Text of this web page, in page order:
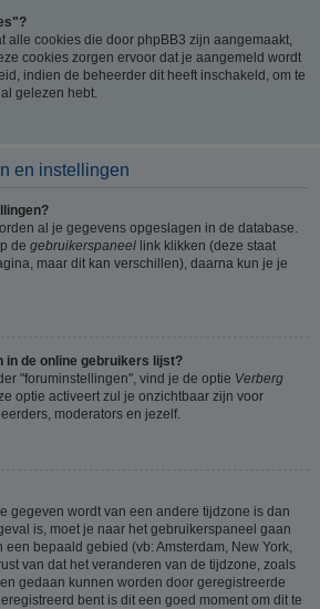
alle cookies die door phpBB3 zijn aangemaakt,
cookies zorgen ervoor dat je aangemeld wordt
indien de beheerder dit heeft inschakeld, om te
gelezen hebt.
en instellingen
al je gegevens opgeslagen in de database.
de gebruikerspaneel link klikken (deze staat
maar dit kan verschillen), daarna kun je je
in de online gebruikers lijst?
"foruminstellingen", vind je de optie Verberg
optie activeert zul je onzichtbaar zijn voor
moderators en jezelf.
gegeven wordt van een andere tijdzone is dan
is, moet je naar het gebruikerspaneel gaan
bepaald gebied (vb: Amsterdam, New York,
van dat het veranderen van de tijdzone, zoals
gedaan kunnen worden door geregistreerde
bent is dit een goed moment om dit te